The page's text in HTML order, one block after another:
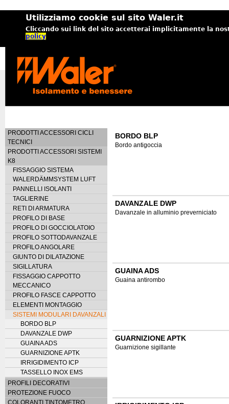
Utilizziamo cookie sul sito Waler.it
Cliccando sui link del sito accetterai implicitamente la
policy
BORDO BLP
Bordo antigoccia
DAVANZALE DWP
Davanzale in alluminio preverniciato
GUAINA ADS
Guaina antirombo
GUARNIZIONE APTK
Guarnizione sigillante
PRODOTTI ACCESSORI CICLI
TECNICI
PRODOTTI ACCESSORI SISTEMI
K8
FISSAGGIO SISTEMA
WALERDÄMMSYSTEM LUFT
PANNELLI ISOLANTI
TAGLIERINE
RETI DI ARMATURA
PROFILO DI BASE
PROFILO DI GOCCIOLATOIO
PROFILO SOTTODAVANZALE
PROFILO ANGOLARE
GIUNTO DI DILATAZIONE
SIGILLATURA
FISSAGGIO CAPPOTTO
MECCANICO
PROFILO FASCE CAPPOTTO
ELEMENTI MONTAGGIO
SISTEMI MODULARI DAVANZALI
BORDO BLP
DAVANZALE DWP
GUAINA ADS
GUARNIZIONE APTK
IRRIGIDIMENTO ICP
TASSELLO INOX EMS
PROFILI DECORATIVI
PROTEZIONE FUOCO
COLORANTI TINTOMETRO